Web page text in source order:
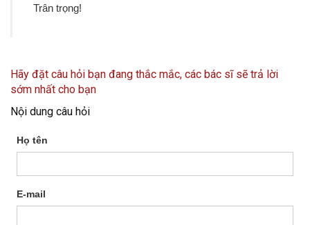
Trân trọng!
Hãy đặt câu hỏi bạn đang thắc mắc, các bác sĩ sẽ trả lời
sớm nhất cho bạn
Nội dung câu hỏi
Họ tên
E-mail